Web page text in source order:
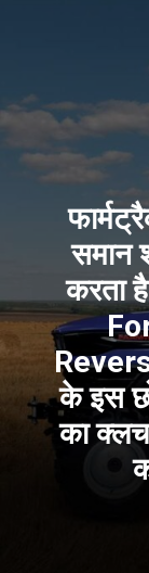
समान
करता
के इस
का